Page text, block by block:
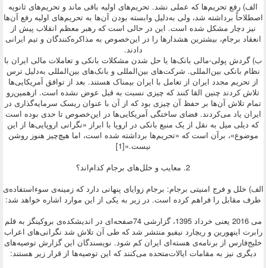
الف) رفع تحریم‌ها که عملی نشد. تحریم‌های اولیه باقی ماند و تحریم‌های ثانویه
اصطلاحاً برداشته شد، ولی به‌دلیل وابسته بودن آن‌ها به تحریم‌های اولیه رفع آن‌ها
نیز دچار مشکل شده است. این در حالی است که رهبر معظم انقلاب پیش از
انعقاد برجام، بیشترین هشدارها را در این‌خصوص به مذاکره‌کنندگان و تیم ایرانی
دادند.
ب) گردش پولی-مالی بانک‌ها یا حل شدن مشکلات بانکی و تعاملات مالی ایران با
نظام بانکی بین‌المللی. شرکت‌های بین‌المللی و بانک‌های بین‌المللی به‌دلیل ترس
از تحریم مجدد ایران از تعامل با ایران بیمناک هستند. بعد از توافق آمریکایی‌ها
تلاش کردند چنین القا کنند که چیزی نسبت به قبل عوض نشده است. ازهمین‌رو
تمام تلاش آن‌ها بر حفظ آن چیزی بود که از آن با عنوان ریسک سرمایه‌گذاری در
ایران یاد می‌کردند. فضای ساختگی آمریکایی‌ها در این‌خصوص تا حدی بوده است
که دیلی میل به نقل از یک منبع بانکی در اروپا با ابراز «نگرانی اروپایی‌ها از این
موضوع»، برآن است که «تحریم‌ها برداشته شده است، اما هیچ‌چیز هنوز روشن
نیست.»[1]
2. معایب و خلل‌های برجام کدام‌اند؟
الف) خلل و فرج امنیتی برجام: برجام زوایای پنهانی دارد که زمینه‌ی سوءاستفاده‌ی
طرف مقابل را فراهم کرده است. در زیر به یکی از این موارد اشاره خواهد شد:
می 2016 یعنی خرداد 1395، گزارشی 74‌صفحه‌ای در اندیشکده‌ی بروکینگز به قلم
رابرت اینهورین و ریچارد نیفیو منتشر شد که طی آن تلاش شد نگرانی‌های اعراب
خلیج‌فارس از برنامه‌ی هسته‌ای ایران کم شود. نویسندگان این گزارش توصیه‌های
دیگری نیز به مقامات ایالات‌متحده می‌کنند که این توصیه‌ها از قرار زیر هستند: